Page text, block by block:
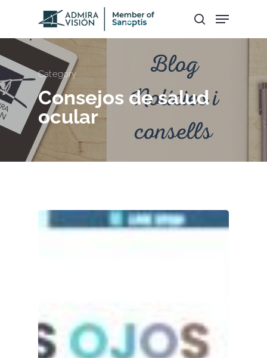
Hit enter to search or ESC to close
Category
Consejos de salud
ocular